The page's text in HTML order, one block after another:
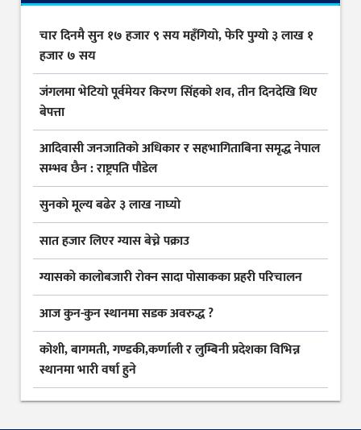
चार दिनमै सुन १७ हजार ९ सय महँगियो, फेरि पुग्यो ३ लाख १
हजार ७ सय
जंगलमा भेटियो पूर्वमेयर किरण सिंहको शव, तीन दिनदेखि थिए
बेपत्ता
आदिवासी जनजातिको अधिकार र सहभागिताबिना समृद्ध नेपाल
सम्भव छैन : राष्ट्रपति पौडेल
सुनकाे मूल्य बढेर ३ लाख नाघ्याे
सात हजार लिएर ग्यास बेच्ने पक्राउ
ग्यासकाे कालोबजारी राेक्न सादा पोसाकका प्रहरी परिचालन
आज कुन-कुन स्थानमा सडक अवरुद्ध ?
कोशी, बागमती, गण्डकी,कर्णाली र लुम्बिनी प्रदेशका विभिन्न
स्थानमा भारी वर्षा हुने